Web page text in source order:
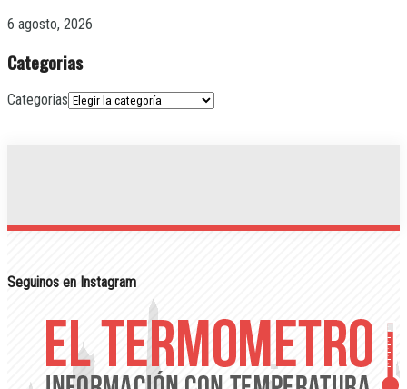
6 agosto, 2026
Categorias
Categorias
Seguinos en Instagram